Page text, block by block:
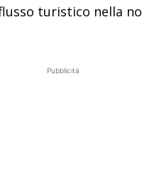
turistico nella
Pubblicità